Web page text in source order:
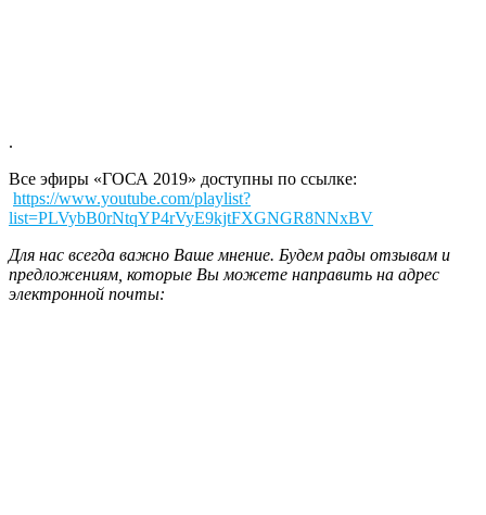
.
Все эфиры «ГОСА 2019» доступны по ссылке:
https://www.youtube.com/playlist?
list=PLVybB0rNtqYP4rVyE9kjtFXGNGR8NNxBV
Для нас всегда важно Ваше мнение. Будем рады отзывам и
предложениям, которые Вы можете направить на адрес
электронной почты: